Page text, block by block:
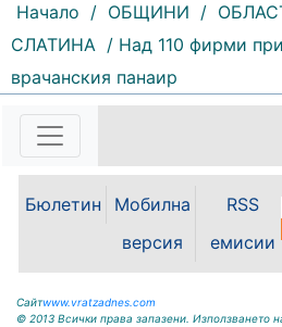
143 | 2026-08-09
Николай Петров започна
честването на празника на
красивото мездренско село
Оселна. "Това е ден, в
просто празнуваме едно
място, а нашия дом, който...
Начало / ОБЩИНИ /
СЛАТИНА / Над 110 фирми
врачанския панаир
Бюлетин
Мобилна
версия
RSS
емисии
Сайтwww.vratzadnes.com
© 2013 Всички права запазени. Използването